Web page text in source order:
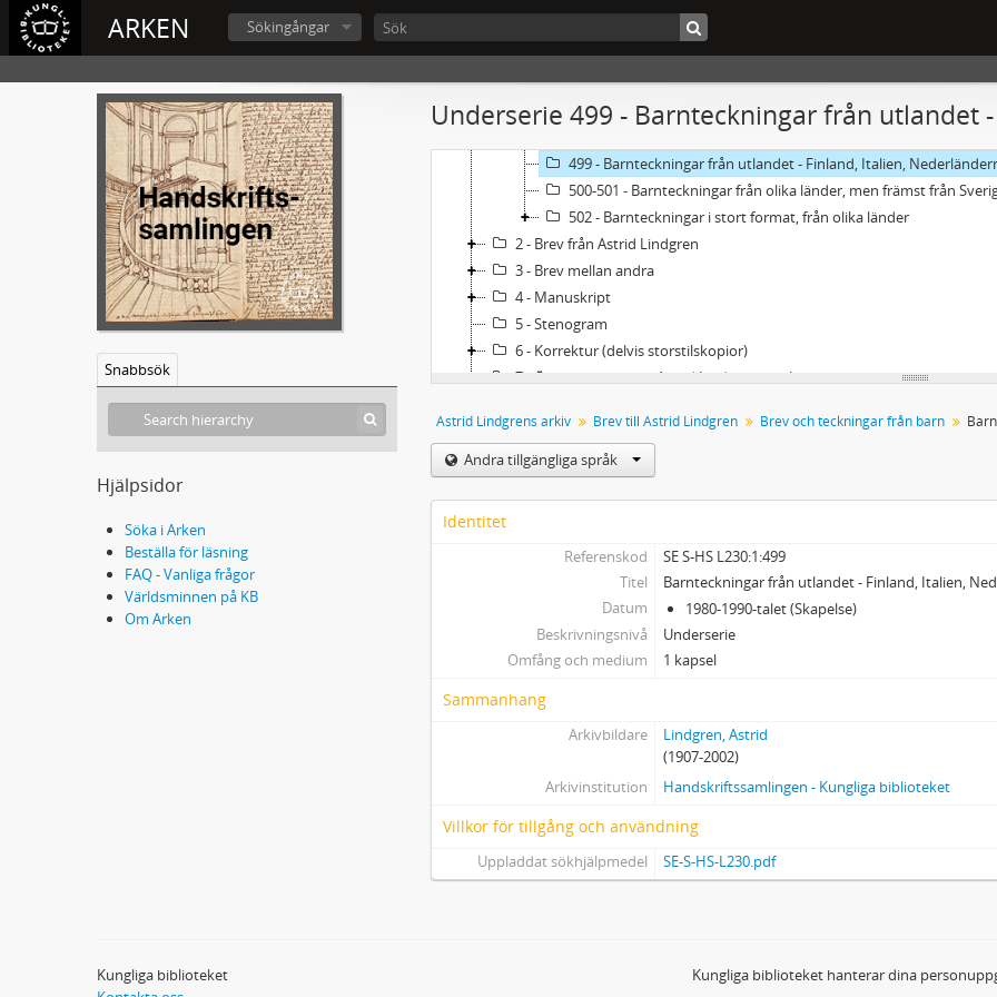
ARKEN Sökingångar
Snabbsök
Hjälpsidor
Söka i Arken
Beställa för läsning
FAQ - Vanliga frågor
Världsminnen på KB
Om Arken
Underserie 499 - Barnteckningar från utlandet
473-478 - Barnbrev från utlandet, olika länder, till 90-årsdagen.
479-483 - 90-årsgratulationer från barn i Litauen. Oöppnade
484-490 - Barnteckningar från Sverige, kronologiskt ordnade
491-492 - Barnteckningar från Sverige och utlandet
493-498 - Barnteckningar från utlandet
499 - Barnteckningar från utlandet - Finland, Italien,
500-501 - Barnteckningar från olika länder, men främst från
502 - Barnteckningar i stort format, från olika länder
2 - Brev från Astrid Lindgren
3 - Brev mellan andra
4 - Manuskript
5 - Stenogram
6 - Korrektur (delvis storstilskopior)
7 - Översättningar av Astrid Lindgrens verk
9 - Teaterprogram. Konsertprogram. Utställningsprogram
10 - Otryckta uppsatser om A. Lindgren (universitets- och
11 - Mottagna manuskript (av andra skribenter)
14 - Fotografier
15 - Bildkonst: teckningar, tryck m.m.
17 - Pressklipp
18 - Tryck
19 - Varia
20 - Föremål
21 - Dossiéer (alfabetiskt uppställda)
22 - Astrid Lindgrens privata bibliotek - Furusundssamlingen
Astrid Lindgrens arkiv Brev till Astrid Lindgren Brev och teckningar från barn
Andra tillgängliga språk
Identitet
Referenskod
SE S-HS L230:1:499
Titel
Barnteckningar från utlandet - Finland, Italien,
Datum
1980-1990-talet (Skapelse)
Beskrivningsnivå
Underserie
Omfång och medium
1 kapsel
Sammanhang
Arkivbildare
Lindgren, Astrid
(1907-2002)
Arkivinstitution
Handskriftssamlingen - Kungliga biblioteket
Villkor för tillgång och användning
Uppladdat sökhjälpmedel SE-S-HS-L230.pdf
Kungliga biblioteket
Kungliga biblioteket hanterar dina